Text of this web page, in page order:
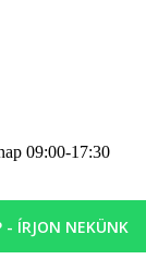
09:00-17:30
- ÍRJON NEKÜNK